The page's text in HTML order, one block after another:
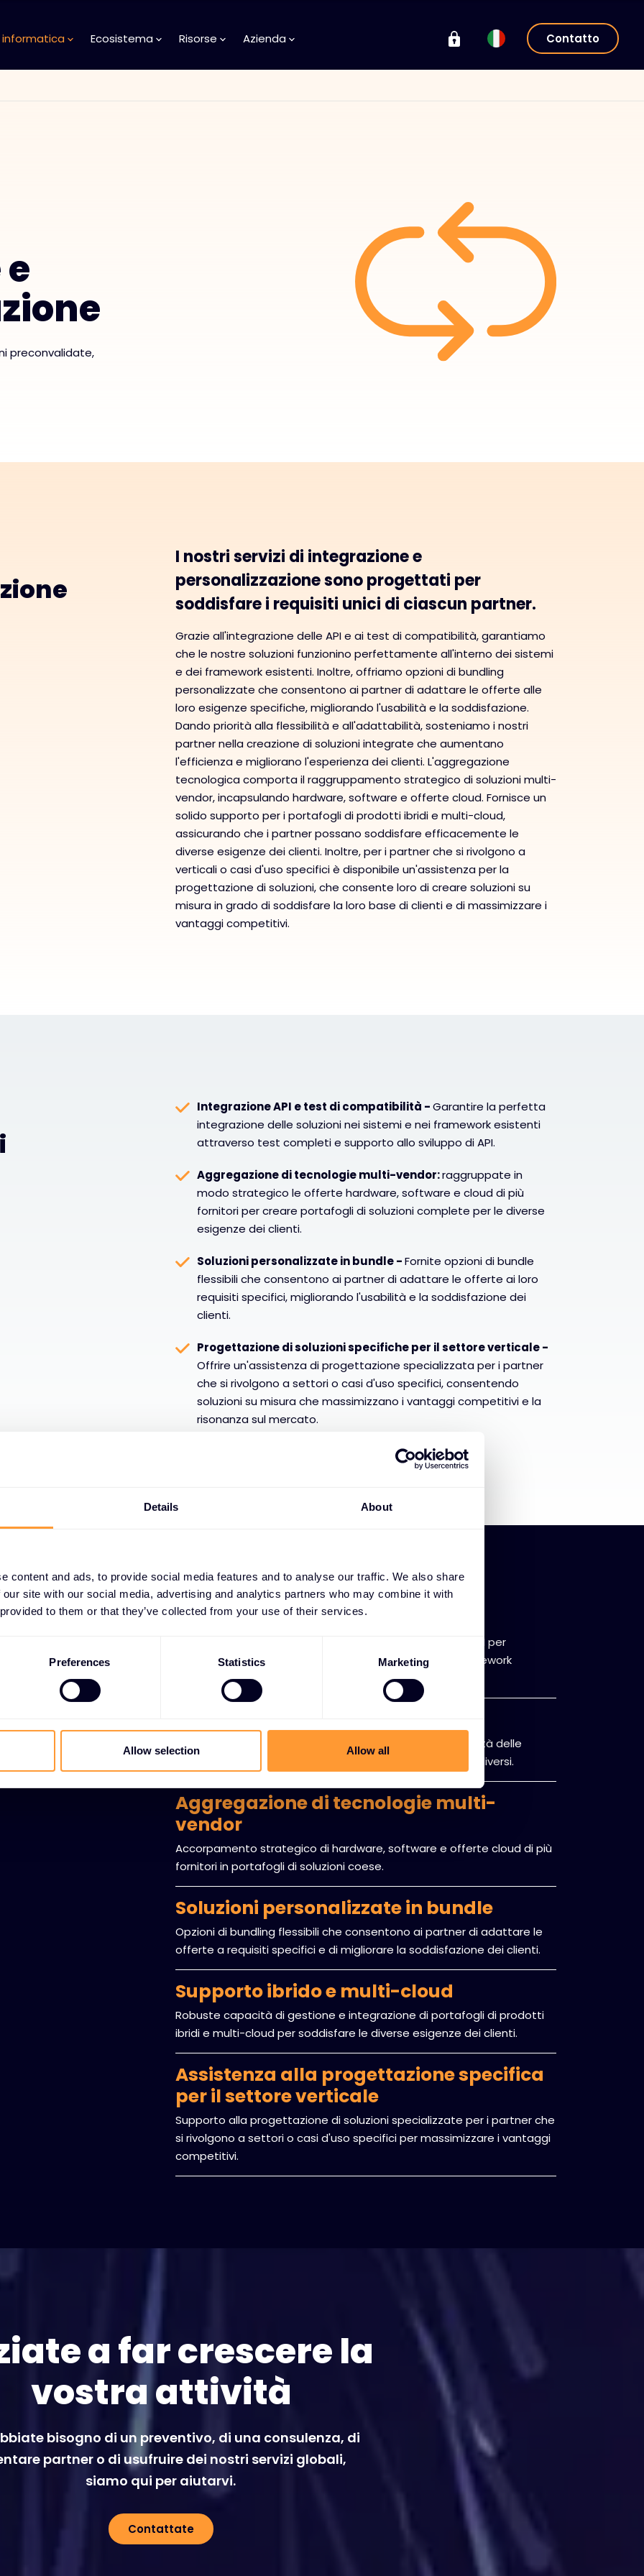
Details About
content and ads, to provide social media features and to analyse our traffic. We also share
site with our social media, advertising and analytics partners who may combine it with
to them or that they’ve collected from your use of their services.
Preferences Statistics Marketing
Allow selection Allow all
informatica Ecosistema Risorse Azienda Contatto
preconvalidate,
I nostri servizi di integrazione e
personalizzazione sono progettati per
soddisfare i requisiti unici di ciascun partner.
Grazie all'integrazione delle API e ai test di compatibilità, garantiamo
che le nostre soluzioni funzionino perfettamente all'interno dei sistemi
e dei framework esistenti. Inoltre, offriamo opzioni di bundling
personalizzate che consentono ai partner di adattare le offerte alle
loro esigenze specifiche, migliorando l'usabilità e la soddisfazione.
Dando priorità alla flessibilità e all'adattabilità, sosteniamo i nostri
partner nella creazione di soluzioni integrate che aumentano
l'efficienza e migliorano l'esperienza dei clienti. L'aggregazione
tecnologica comporta il raggruppamento strategico di soluzioni multi-
vendor, incapsulando hardware, software e offerte cloud. Fornisce un
solido supporto per i portafogli di prodotti ibridi e multi-cloud,
assicurando che i partner possano soddisfare efficacemente le
diverse esigenze dei clienti. Inoltre, per i partner che si rivolgono a
verticali o casi d'uso specifici è disponibile un'assistenza per la
progettazione di soluzioni, che consente loro di creare soluzioni su
misura in grado di soddisfare la loro base di clienti e di massimizzare i
vantaggi competitivi.
Integrazione API e test di compatibilità -Garantire la perfetta
integrazione delle soluzioni nei sistemi e nei framework esistenti
attraverso test completi e supporto allo sviluppo di API.
Aggregazione di tecnologie multi-vendor:raggruppate in
modo strategico le offerte hardware, software e cloud di più
fornitori per creare portafogli di soluzioni complete per le diverse
esigenze dei clienti.
Soluzioni personalizzate in bundle -Fornite opzioni di bundle
flessibili che consentono ai partner di adattare le offerte ai loro
requisiti specifici, migliorando l'usabilità e la soddisfazione dei
clienti.
Progettazione di soluzioni specifiche per il settore verticale -
Offrire un'assistenza di progettazione specializzata per i partner
che si rivolgono a settori o casi d'uso specifici, consentendo
soluzioni su misura che massimizzano i vantaggi competitivi e la
risonanza sul mercato.
e
Supporto per l'integrazione API
Assistenza completa per lo sviluppo e l'integrazione di API per
garantire una connettività perfetta con i sistemi e i framework
Protocolli di test approfonditi per verificare la compatibilità delle
soluzioni e le prestazioni ottimali in ambienti tecnologici diversi.
Aggregazione di tecnologie multi-
vendor
Accorpamento strategico di hardware, software e offerte cloud di più
fornitori in portafogli di soluzioni coese.
Soluzioni personalizzate in bundle
Opzioni di bundling flessibili che consentono ai partner di adattare le
offerte a requisiti specifici e di migliorare la soddisfazione dei clienti.
Supporto ibrido e multi-cloud
Robuste capacità di gestione e integrazione di portafogli di prodotti
ibridi e multi-cloud per soddisfare le diverse esigenze dei clienti.
Assistenza alla progettazione specifica
per il settore verticale
Supporto alla progettazione di soluzioni specializzate per i partner che
si rivolgono a settori o casi d'uso specifici per massimizzare i vantaggi
competitivi.
a far crescere la
vostra attività
bisogno di un preventivo, di una consulenza, di
partner o di usufruire dei nostri servizi globali,
siamo qui per aiutarvi.
Contattate